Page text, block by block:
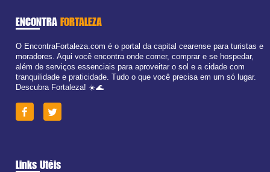
ENCONTRA FORTALEZA
O EncontraFortaleza.com é o portal da capital cearense para turistas e
moradores. Aqui você encontra onde comer, comprar e se hospedar,
além de serviços essenciais para aproveitar o sol e a cidade com
tranquilidade e praticidade. Tudo o que você precisa em um só lugar.
Descubra Fortaleza! ☀️🌊
Links Utéis